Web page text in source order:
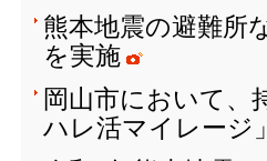
熊本地震の避難所
を実施
岡山市において、
ハレ活マイレージ